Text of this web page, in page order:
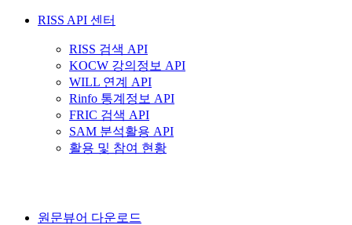
RISS API 센터
RISS 검색 API
KOCW 강의정보 API
WILL 연계 API
Rinfo 통계정보 API
FRIC 검색 API
SAM 분석활용 API
활용 및 참여 현황
원문뷰어 다운로드